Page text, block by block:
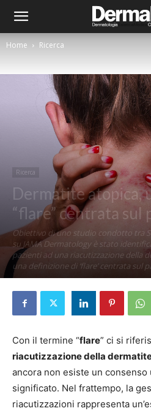
Home Ricerca
Ricerca
Dermatite atopica,
“flare” centrata sul
Obiettivo di uno studio condotto tra
su JAMA Dermatology è stato
pazienti ad una riacutizzazione della
una definizione di ‘flare’ centrata sul
Con il termine “flare” ci si
riacutizzazione della
ancora non esiste un consenso
significato. Nel frattempo, la
riacutizzazioni rappresenta